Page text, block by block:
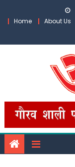
Home
About Us